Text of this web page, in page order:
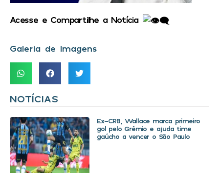
Acesse e Compartilhe a Notícia
Galeria de Imagens
NOTÍCIAS
Ex-CRB, Wallace marca primeiro
gol pelo Grêmio e ajuda time
gaúcho a vencer o São Paulo